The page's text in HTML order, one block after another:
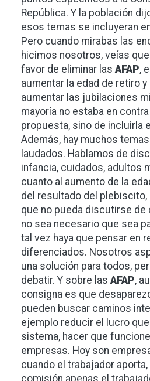
República. Y la población
esos temas se incluyeran
Pero cuando mirabas las
hicimos nosotros, veías
favor de eliminar las AFAP,
aumentar la edad de retiro
aumentar las jubilaciones
mayoría no estaba en
propuesta, sino de incluirla
Además, hay muchos
laudados. Hablamos de
infancia, cuidados, adultos
cuanto al aumento de la
del resultado del
que no pueda discutirse de
no sea necesario que sea
tal vez haya que pensar en
diferenciados. Nosotros
una solución para todos,
debatir. Y sobre las AFAP,
consigna es que
pueden buscar caminos
ejemplo reducir el lucro que
sistema, hacer que
empresas. Hoy son
cuando el trabajador
comisión apenas el